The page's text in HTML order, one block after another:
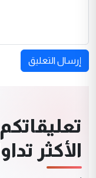
إرسال التعليق
الأكثر